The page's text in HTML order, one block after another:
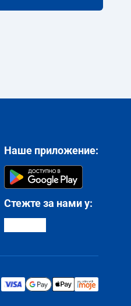
Наше приложение:
Стежте за нами у: